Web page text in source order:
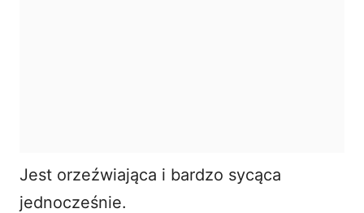
Jest orzeźwiająca i bardzo sycąca
jednocześnie.